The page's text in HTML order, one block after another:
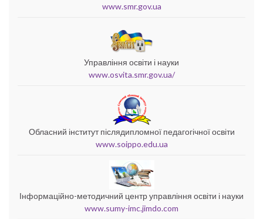
www.smr.gov.ua
Управління освіти і науки
www.osvita.smr.gov.ua/
Обласний інститут післядипломної педагогічної освіти
www.soippo.edu.ua
Інформаційно-методичний центр управління освіти і науки
www.sumy-imc.jimdo.com